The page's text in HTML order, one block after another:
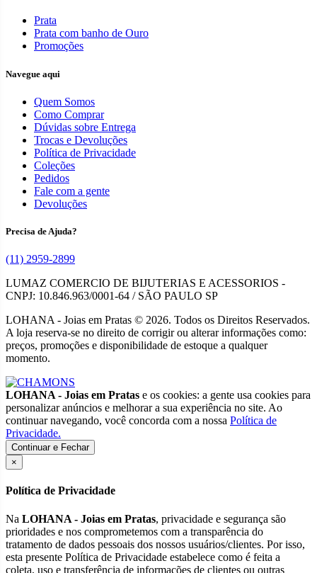
Prata
Prata com banho de Ouro
Promoções
Navegue aqui
Quem Somos
Como Comprar
Dúvidas sobre Entrega
Trocas e Devoluções
Política de Privacidade
Coleções
Pedidos
Fale com a gente
Devoluções
Precisa de Ajuda?
(11) 2959-2899
LUMAZ COMERCIO DE BIJUTERIAS E ACESSORIOS -
CNPJ: 10.846.963/0001-64 / SÃO PAULO SP
LOHANA - Joias em Pratas © 2026. Todos os Direitos Reservados.
A loja reserva-se no direito de corrigir ou alterar informações como:
preços, promoções e disponibilidade de estoque a qualquer
momento.
LOHANA - Joias em Pratas e os cookies: a gente usa cookies para
personalizar anúncios e melhorar a sua experiência no site. Ao
continuar navegando, você concorda com a nossa Política de
Privacidade.
Continuar e Fechar
×
Política de Privacidade
Na LOHANA - Joias em Pratas, privacidade e segurança são
prioridades e nos comprometemos com a transparência do
tratamento de dados pessoais dos nossos usuários/clientes. Por isso,
esta presente Política de Privacidade estabelece como é feita a
coleta, uso e transferência de informações de clientes ou outras